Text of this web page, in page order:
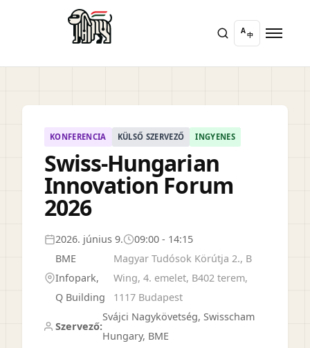
A
中
KONFERENCIA KÜLSŐ SZERVEZŐ INGYENES
Swiss-Hungarian
Innovation Forum
2026
2026. június 9.
09:00 - 14:15
BME
Infopark,
Q Building
Magyar Tudósok Körútja 2., B
Wing, 4. emelet, B402 terem,
1117 Budapest
Szervező:
Svájci Nagykövetség, Swisscham
Hungary, BME